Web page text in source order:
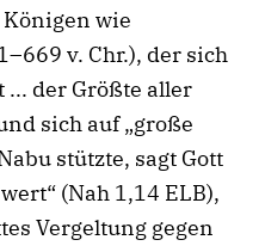
wie
v. Chr.), der sich
... der Größte aller
sich auf „große
stützte, sagt Gott
(Nah 1,14 ELB),
Vergeltung gegen